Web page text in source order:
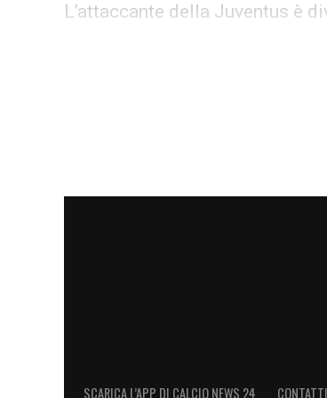
L’attaccante della Juventus è
vittorie in Champions League
, ed ha eguagliato
Nazionale, portandosi a quota
suoi in finale segnando una
SCARICA L’APP DI CALCIO NEWS 24 CONTATTI